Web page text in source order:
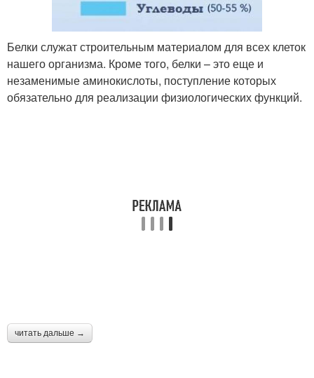
Белки служат строительным материалом для всех клеток
нашего организма. Кроме того, белки – это еще и
незаменимые аминокислоты, поступление которых
обязательно для реализации физиологических функций.
читать дальше →